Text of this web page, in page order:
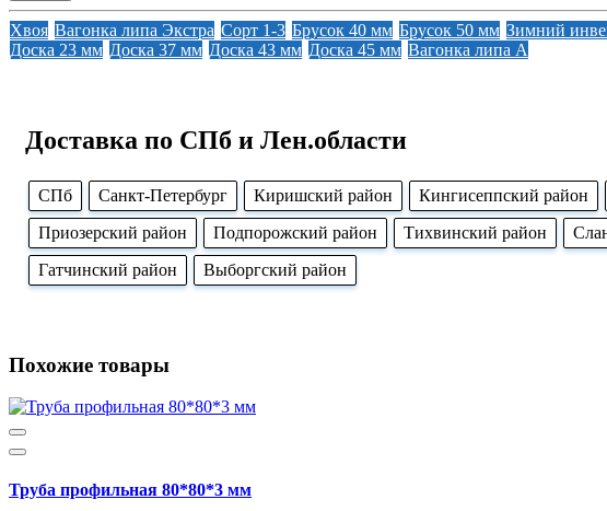
Хвоя Вагонка липа Экстра Сорт 1-3 Брусок 40 мм Брусок 50 мм Зимний
Доска 23 мм Доска 37 мм Доска 43 мм Доска 45 мм Вагонка липа А
Доставка по СПб и Лен.области
CПб Cанкт-Петербург Киришский район Кингисеппский район
Приозерский район
Подпорожский район Тихвинский район
Гатчинский район
Выборгский район
Похожие товары
Труба профильная 80*80*3 мм